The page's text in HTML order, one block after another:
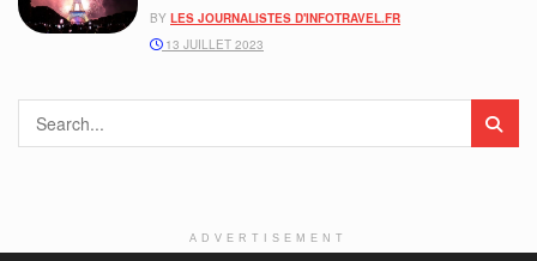
BY LES JOURNALISTES D'INFOTRAVEL.FR
13 JUILLET 2023
ADVERTISEMENT